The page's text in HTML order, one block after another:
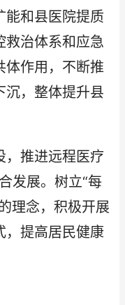
和县医院提质
救治体系和应急
体作用，不断推
沉，整体提升县
推进远程医疗
发展。树立“每
理念，积极开展
，提高居民健康